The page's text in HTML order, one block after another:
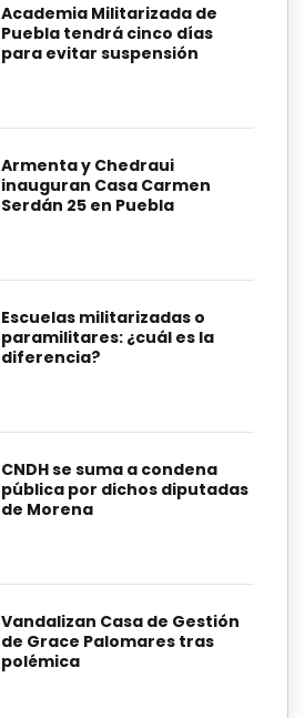
Academia Militarizada de
Puebla tendrá cinco días
para evitar suspensión
Armenta y Chedraui
inauguran Casa Carmen
Serdán 25 en Puebla
Escuelas militarizadas o
paramilitares: ¿cuál es la
diferencia?
CNDH se suma a condena
pública por dichos diputadas
de Morena
Vandalizan Casa de Gestión
de Grace Palomares tras
polémica